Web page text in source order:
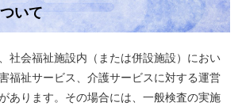
いて
社会福祉施設内（または併設施設）におい
福祉サービス、介護サービスに対する運営
あります。その場合には、一般検査の実施